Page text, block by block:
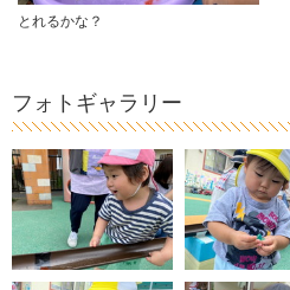
とれるかな？
フォトギャラリー